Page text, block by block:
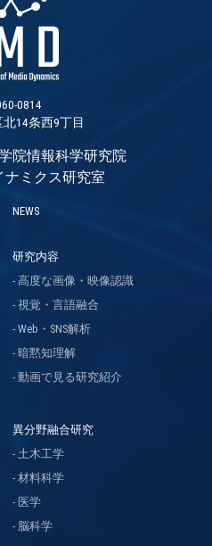
0814
14条西9丁目
院情報科学研究院
ナミクス研究室
NEWS
研究内容
高度な画像・映像認識
視覚・言語融合
Web・SNS解析
暗黙知理解
動画で見る研究紹介
異分野融合研究
土木工学
材料科学
医学
脳科学